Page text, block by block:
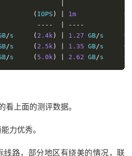
( IOPS ) 1m (
---- ----
/s ( 2.4k ) 1.27 GB/s (
/s ( 2.5k ) 1.35 GB/s (
/s ( 5.0k ) 2.62 GB/s (
看上面的测评数据。
力优秀。
路，部分地区有绕美的情况，联